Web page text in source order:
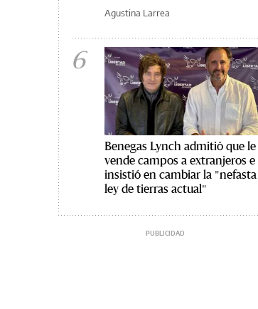
Agustina Larrea
6
Benegas Lynch admitió que le
vende campos a extranjeros e
insistió en cambiar la "nefasta
ley de tierras actual"